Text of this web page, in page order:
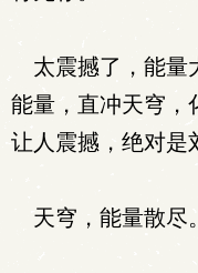
太震撼了，能量
能量，直冲天穹，
让人震撼，绝对是
天穹，能量散尽。